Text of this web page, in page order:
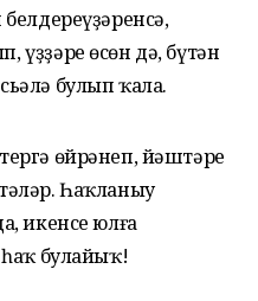
өсөн дә, бүтән
булып ҡала.
өйрәнеп, йәштәре
Һаҡланыу
икенсе юлға
булайыҡ!